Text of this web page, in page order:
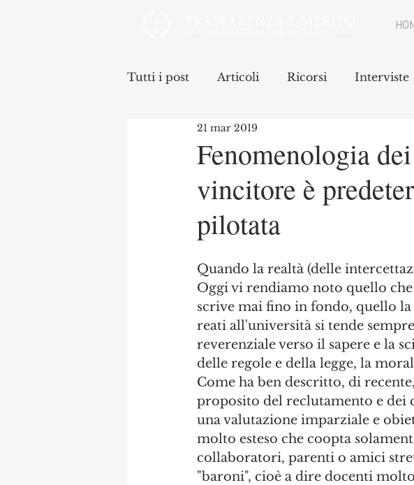
Tutti i post Articoli Ricorsi Interviste
Fenomenologia
vincitore è
pilotata
21 mar 2019
Quando la realtà (delle
Oggi vi rendiamo noto quello
scrive mai fino in fondo, quello
reati all'università si tende
reverenziale verso il sapere e la
delle regole e della legge, la
Come ha ben descritto, di
proposito del reclutamento e dei
una valutazione imparziale e
molto esteso che coopta
collaboratori, parenti o amici
"baroni", cioè a dire docenti